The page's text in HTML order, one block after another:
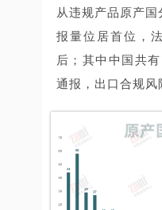
从违规产品原产
报量位居首位，
后；其中中国共
通报，出口合规风